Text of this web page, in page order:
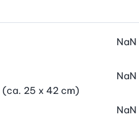
NaN
(ca. 25 x 42 cm)
NaN
NaN